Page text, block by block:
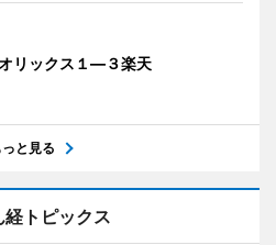
リックス１―３楽天
っと見る
経トピックス